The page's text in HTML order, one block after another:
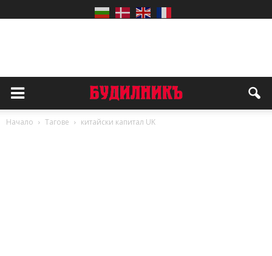
Начало Тагове китайски капитал UK